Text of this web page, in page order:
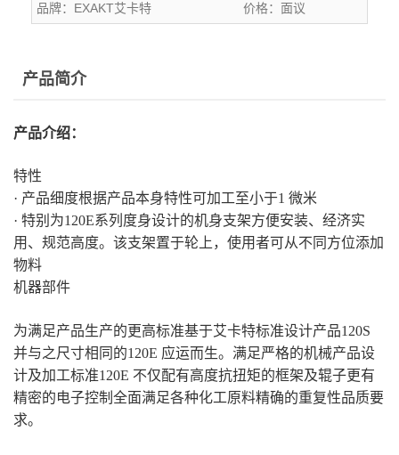
品牌： EXAKT艾卡特 价格： 面议
产品简介
产品介绍：
特性
· 产品细度根据产品本身特性可加工至小于1 微米
· 特别为120E系列度身设计的机身支架方便安装、经济实
用、规范高度。该支架置于轮上，使用者可从不同方位添加
物料
机器部件
为满足产品生产的更高标准基于艾卡特标准设计产品120S
并与之尺寸相同的120E 应运而生。满足严格的机械产品设
计及加工标准120E 不仅配有高度抗扭矩的框架及辊子更有
精密的电子控制全面满足各种化工原料精确的重复性品质要
求。